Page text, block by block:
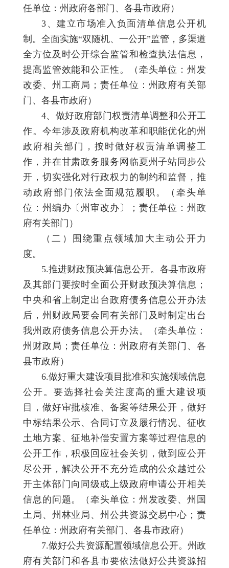
任单位：州政府各部门、各县市政府）
3、建立市场准入负面清单信息公开机
制。全面实施“双随机、一公开”监管，多渠道
全方位及时公开综合监管和检查执法信息，
提高监管效能和公正性。（牵头单位：州发
改委、州工商局；责任单位：州政府有关部
门、各县市政府）
4、做好政府部门权责清单调整和公开工
作。今年涉及政府机构改革和职能优化的州
政府相关部门，按时做好权责清单调整工
作，并在甘肃政务服务网临夏州子站同步公
开，切实强化对行政权力的制约和监督，推
动政府部门依法全面规范履职。（牵头单
位：州编办〔州审改办〕；责任单位：州政
府有关部门）
（二）围绕重点领域加大主动公开力
度。
5.推进财政预决算信息公开。各县市政府
及其部门要按时全面公开财政预决算信息；
中央和省上制定出台政府债务信息公开办法
后，州财政局要会同有关部门及时制定出台
我州政府债务信息公开办法。（牵头单位：
州财政局；责任单位：州政府有关部门、各
县市政府）
6.做好重大建设项目批准和实施领域信息
公开。要选择社会关注度高的重大建设项
目，做好审批核准、备案等结果公开，做好
中标结果公示、合同订立及履行情况、征收
土地方案、征地补偿安置方案等过程信息的
公开工作，积极回应社会关切，做到应公开
尽公开，解决公开不充分造成的公众越过公
开主体部门向同级或上级政府申请公开相关
信息的问题。（牵头单位：州发改委、州国
土局、州林业局、州公共资源交易中心；责
任单位：州政府有关部门、各县市政府）
7.做好公共资源配置领域信息公开。州政
府有关部门和各县市要依法做好公共资源招